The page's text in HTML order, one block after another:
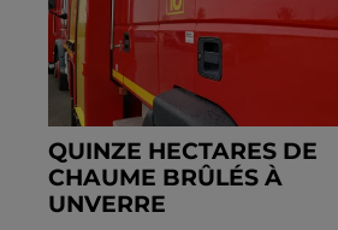
QUINZE HECTARES DE
CHAUME BRÛLÉS À
UNVERRE